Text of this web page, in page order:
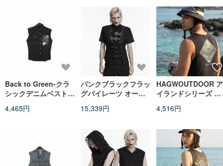
Back to Green-クラ
シックデニムベスト
ルライダー i-
4,465円
パンクブラックフラッ
グパイレーツ オープ
15,339円
HAGWOUTDOOR ア
イランドシリーズ ベ
4,516円